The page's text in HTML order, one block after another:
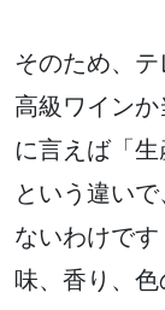
そのため、
高級ワイン
に言えば「
という違い
ないわけで
味、香り、色